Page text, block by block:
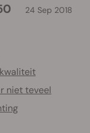
24 Sep 2018
niet teveel